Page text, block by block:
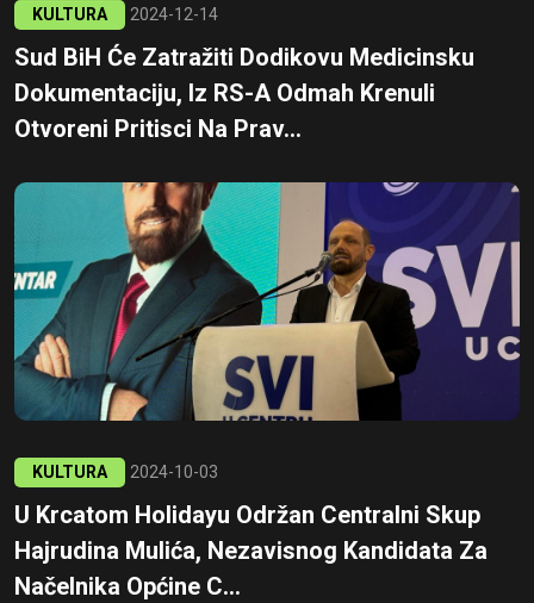
KULTURA 2024-12-14
Sud BiH Će Zatražiti Dodikovu Medicinsku
Dokumentaciju, Iz RS-A Odmah Krenuli
Otvoreni Pritisci Na Prav...
KULTURA 2024-10-03
U Krcatom Holidayu Održan Centralni Skup
Hajrudina Mulića, Nezavisnog Kandidata Za
Načelnika Općine C...